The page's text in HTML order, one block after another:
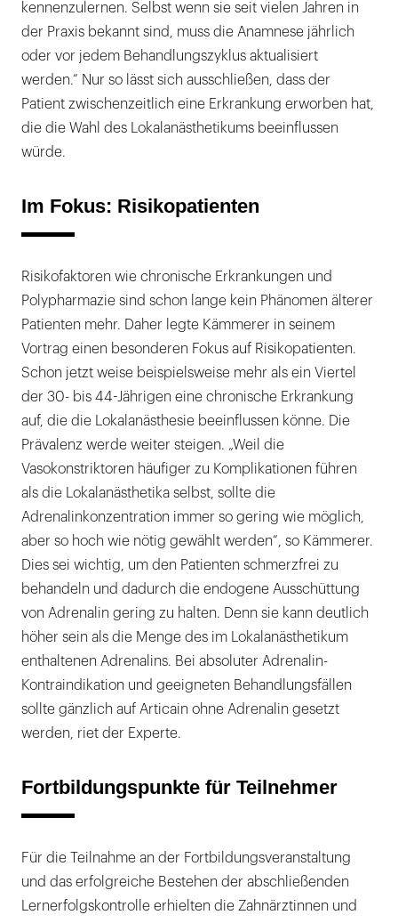
kennenzulernen. Selbst wenn sie seit vielen Jahren in
der Praxis bekannt sind, muss die Anamnese jährlich
oder vor jedem Behandlungszyklus aktualisiert
werden.“ Nur so lässt sich ausschließen, dass der
Patient zwischenzeitlich eine Erkrankung erworben hat,
die die Wahl des Lokalanästhetikums beeinflussen
würde.
Im Fokus: Risikopatienten
Risikofaktoren wie chronische Erkrankungen und
Polypharmazie sind schon lange kein Phänomen älterer
Patienten mehr. Daher legte Kämmerer in seinem
Vortrag einen besonderen Fokus auf Risikopatienten.
Schon jetzt weise beispielsweise mehr als ein Viertel
der 30- bis 44-Jährigen eine chronische Erkrankung
auf, die die Lokalanästhesie beeinflussen könne. Die
Prävalenz werde weiter steigen. „Weil die
Vasokonstriktoren häufiger zu Komplikationen führen
als die Lokalanästhetika selbst, sollte die
Adrenalinkonzentration immer so gering wie möglich,
aber so hoch wie nötig gewählt werden“, so Kämmerer.
Dies sei wichtig, um den Patienten schmerzfrei zu
behandeln und dadurch die endogene Ausschüttung
von Adrenalin gering zu halten. Denn sie kann deutlich
höher sein als die Menge des im Lokalanästhetikum
enthaltenen Adrenalins. Bei absoluter Adrenalin-
Kontraindikation und geeigneten Behandlungsfällen
sollte gänzlich auf Articain ohne Adrenalin gesetzt
werden, riet der Experte.
Fortbildungspunkte für Teilnehmer
Für die Teilnahme an der Fortbildungsveranstaltung
und das erfolgreiche Bestehen der abschließenden
Lernerfolgskontrolle erhielten die Zahnärztinnen und